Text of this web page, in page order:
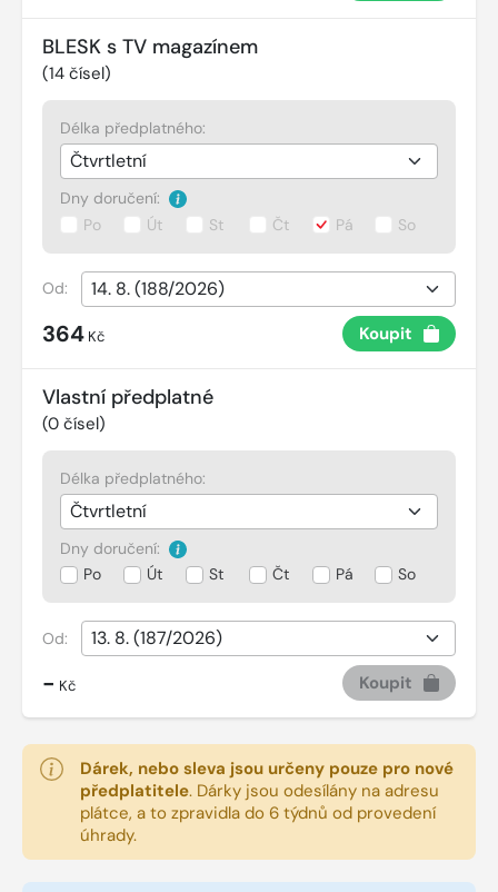
BLESK s TV magazínem
(14 čísel)
Délka předplatného:
Dny doručení:
Po
Út St Čt Pá So
Od:
364 Kč Koupit
Vlastní předplatné
(0 čísel)
Délka předplatného:
Dny doručení:
Po
Út St Čt Pá So
Od:
- Kč Koupit
Dárek, nebo sleva jsou určeny pouze pro nové
předplatitele. Dárky jsou odesílány na adresu
plátce, a to zpravidla do 6 týdnů od provedení
úhrady.